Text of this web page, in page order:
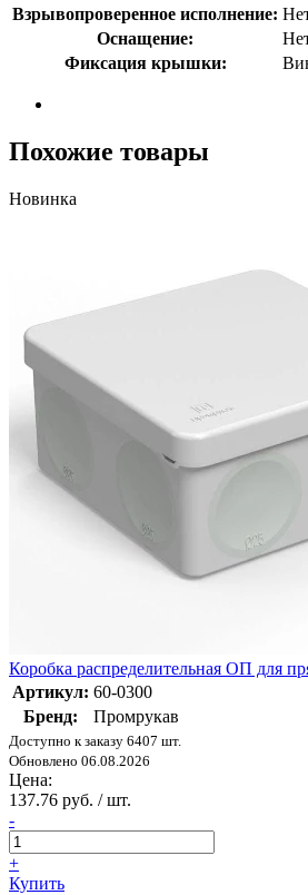
Взрывопроверенное исполнение:
Оснащение:
Фиксация крышки:
Похожие товары
Новинка
Коробка распределительная ОП для
Артикул: 60-0300
Бренд:
Промрукав
Доступно к заказу 6407 шт.
Обновлено 06.08.2026
Цена:
137.76 руб. / шт.
-
+
Купить